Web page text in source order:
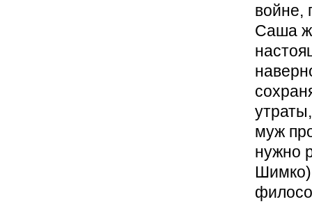
войне,
Саша
муж
нужно